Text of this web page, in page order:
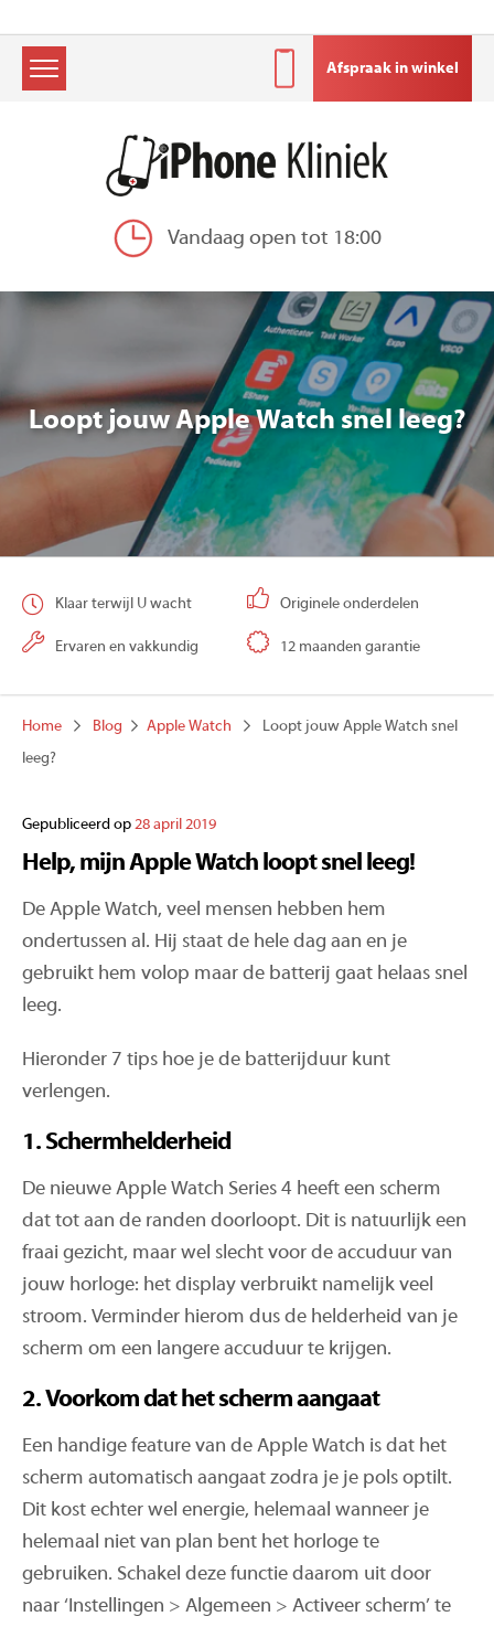
Vandaag open tot 18:00
Afspraak in winkel
Loopt jouw Apple Watch snel leeg?
Klaar terwijl U wacht Originele onderdelen
Ervaren en vakkundig 12 maanden garantie
Home Blog Apple Watch
Loopt jouw Apple Watch snel
leeg?
Gepubliceerd op 28 april 2019
Help, mijn Apple Watch loopt snel leeg!
De Apple Watch, veel mensen hebben hem
ondertussen al. Hij staat de hele dag aan en je
gebruikt hem volop maar de batterij gaat helaas snel
leeg.
Hieronder 7 tips hoe je de batterijduur kunt
verlengen.
1. Schermhelderheid
De nieuwe Apple Watch Series 4 heeft een scherm
dat tot aan de randen doorloopt. Dit is natuurlijk een
fraai gezicht, maar wel slecht voor de accuduur van
jouw horloge: het display verbruikt namelijk veel
stroom. Verminder hierom dus de helderheid van je
scherm om een langere accuduur te krijgen.
2. Voorkom dat het scherm aangaat
Een handige feature van de Apple Watch is dat het
scherm automatisch aangaat zodra je je pols optilt.
Dit kost echter wel energie, helemaal wanneer je
helemaal niet van plan bent het horloge te
gebruiken. Schakel deze functie daarom uit door
naar ‘Instellingen > Algemeen > Activeer scherm’ te